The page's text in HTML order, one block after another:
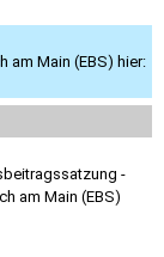
Main (EBS) hier:
-
am Main (EBS)